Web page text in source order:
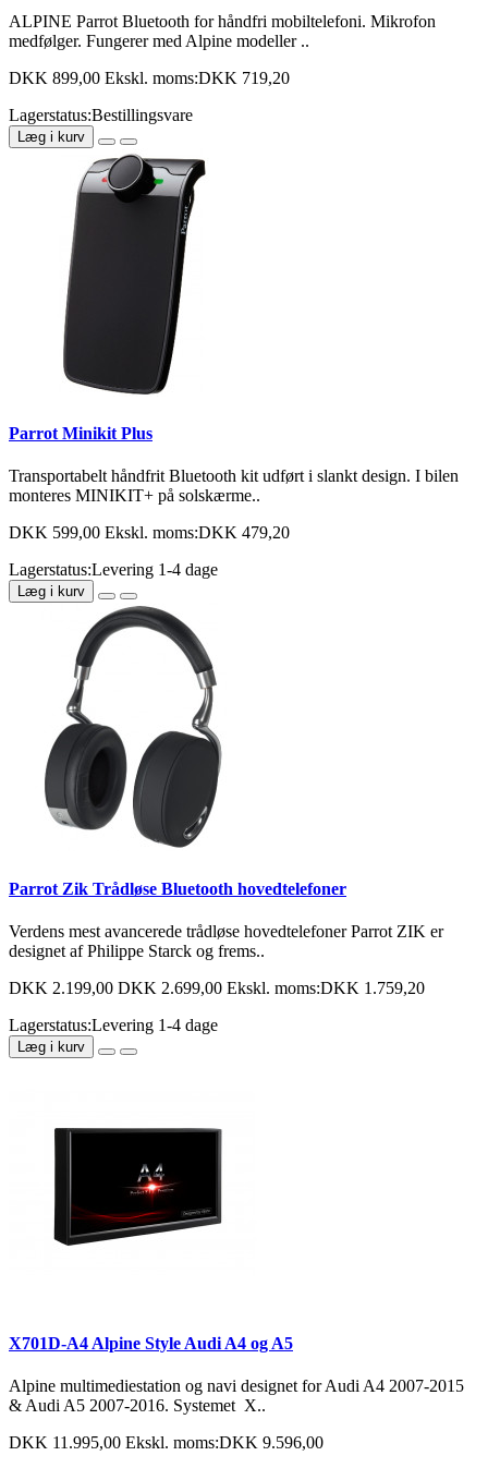
ALPINE Parrot Bluetooth for håndfri mobiltelefoni. Mikrofon
medfølger. Fungerer med Alpine modeller ..
DKK 899,00 Ekskl. moms:DKK 719,20
Lagerstatus:Bestillingsvare
Læg i kurv
Parrot Minikit Plus
Transportabelt håndfrit Bluetooth kit udført i slankt design. I bilen
monteres MINIKIT+ på solskærme..
DKK 599,00 Ekskl. moms:DKK 479,20
Lagerstatus:Levering 1-4 dage
Læg i kurv
Parrot Zik Trådløse Bluetooth hovedtelefoner
Verdens mest avancerede trådløse hovedtelefoner Parrot ZIK er
designet af Philippe Starck og frems..
DKK 2.199,00 DKK 2.699,00 Ekskl. moms:DKK 1.759,20
Lagerstatus:Levering 1-4 dage
Læg i kurv
X701D-A4 Alpine Style Audi A4 og A5
Alpine multimediestation og navi designet for Audi A4 2007-2015
& Audi A5 2007-2016. Systemet X..
DKK 11.995,00 Ekskl. moms:DKK 9.596,00